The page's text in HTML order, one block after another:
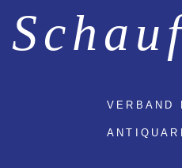
VERBAND